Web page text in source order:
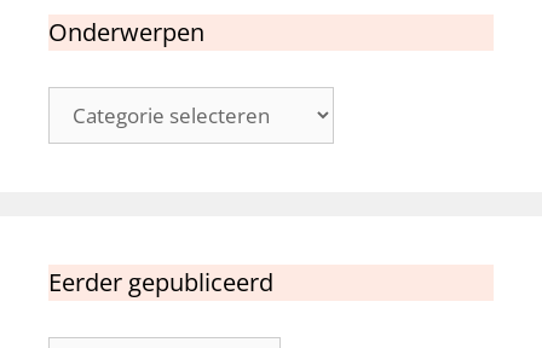
Onderwerpen
Onderwerpen
Eerder gepubliceerd